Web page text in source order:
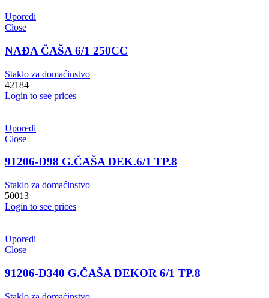
Uporedi
Close
NAĐA ČAŠA 6/1 250CC
Staklo za domaćinstvo
42184
Login to see prices
Uporedi
Close
91206-D98 G.ČAŠA DEK.6/1 TP.8
Staklo za domaćinstvo
50013
Login to see prices
Uporedi
Close
91206-D340 G.ČAŠA DEKOR 6/1 TP.8